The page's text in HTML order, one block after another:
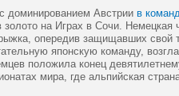
доминированием Австрии в
золото на Играх в Сочи. Немецкая
опередив защищавших свой
японскую команду,
положила конец
мира, где альпийская